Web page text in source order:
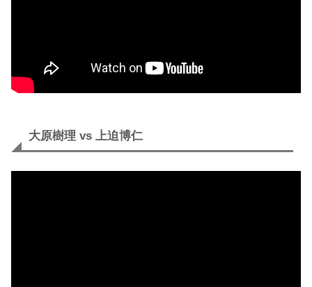
大原樹理 vs 上迫博仁